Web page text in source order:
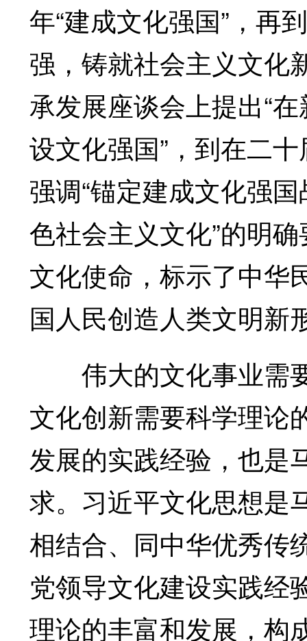
年“建成文化强国”，再
强，铸就社会主义文化
承发展座谈会上提出“
设文化强国”，到在二
强调“锚定建成文化强
色社会主义文化”的明
文化使命，标示了中华
国人民创造人类文明新
伟大的文化事业需
文化创新需要科学理论
发展的实践经验，也是
求。习近平文化思想是
相结合、同中华优秀传
党领导文化建设实践经
理论的丰富和发展，构